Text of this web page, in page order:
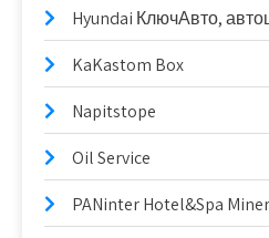
Hyundai КлючАвто,
KaKastom Box
Napitstope
Oil Service
PANinter Hotel&Spa